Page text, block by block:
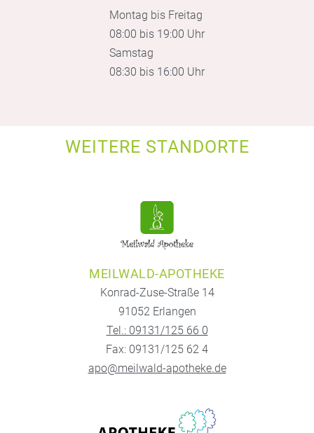
Montag bis Freitag
08:00 bis 19:00 Uhr
Samstag
08:30 bis 16:00 Uhr
WEITERE STANDORTE
MEILWALD-APOTHEKE
Konrad-Zuse-Straße 14
91052 Erlangen
Tel.: 09131/125 66 0
Fax: 09131/125 62 4
apo@meilwald-apotheke.de